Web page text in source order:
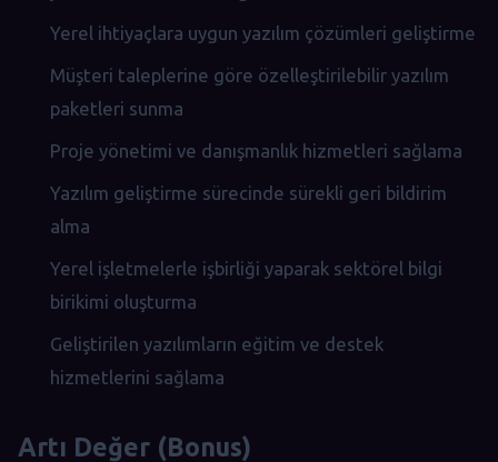
Yerel ihtiyaçlara uygun yazılım çözümleri geliştirme
Müşteri taleplerine göre özelleştirilebilir yazılım
paketleri sunma
Proje yönetimi ve danışmanlık hizmetleri sağlama
Yazılım geliştirme sürecinde sürekli geri bildirim
alma
Yerel işletmelerle işbirliği yaparak sektörel bilgi
birikimi oluşturma
Geliştirilen yazılımların eğitim ve destek
hizmetlerini sağlama
Artı Değer (Bonus)